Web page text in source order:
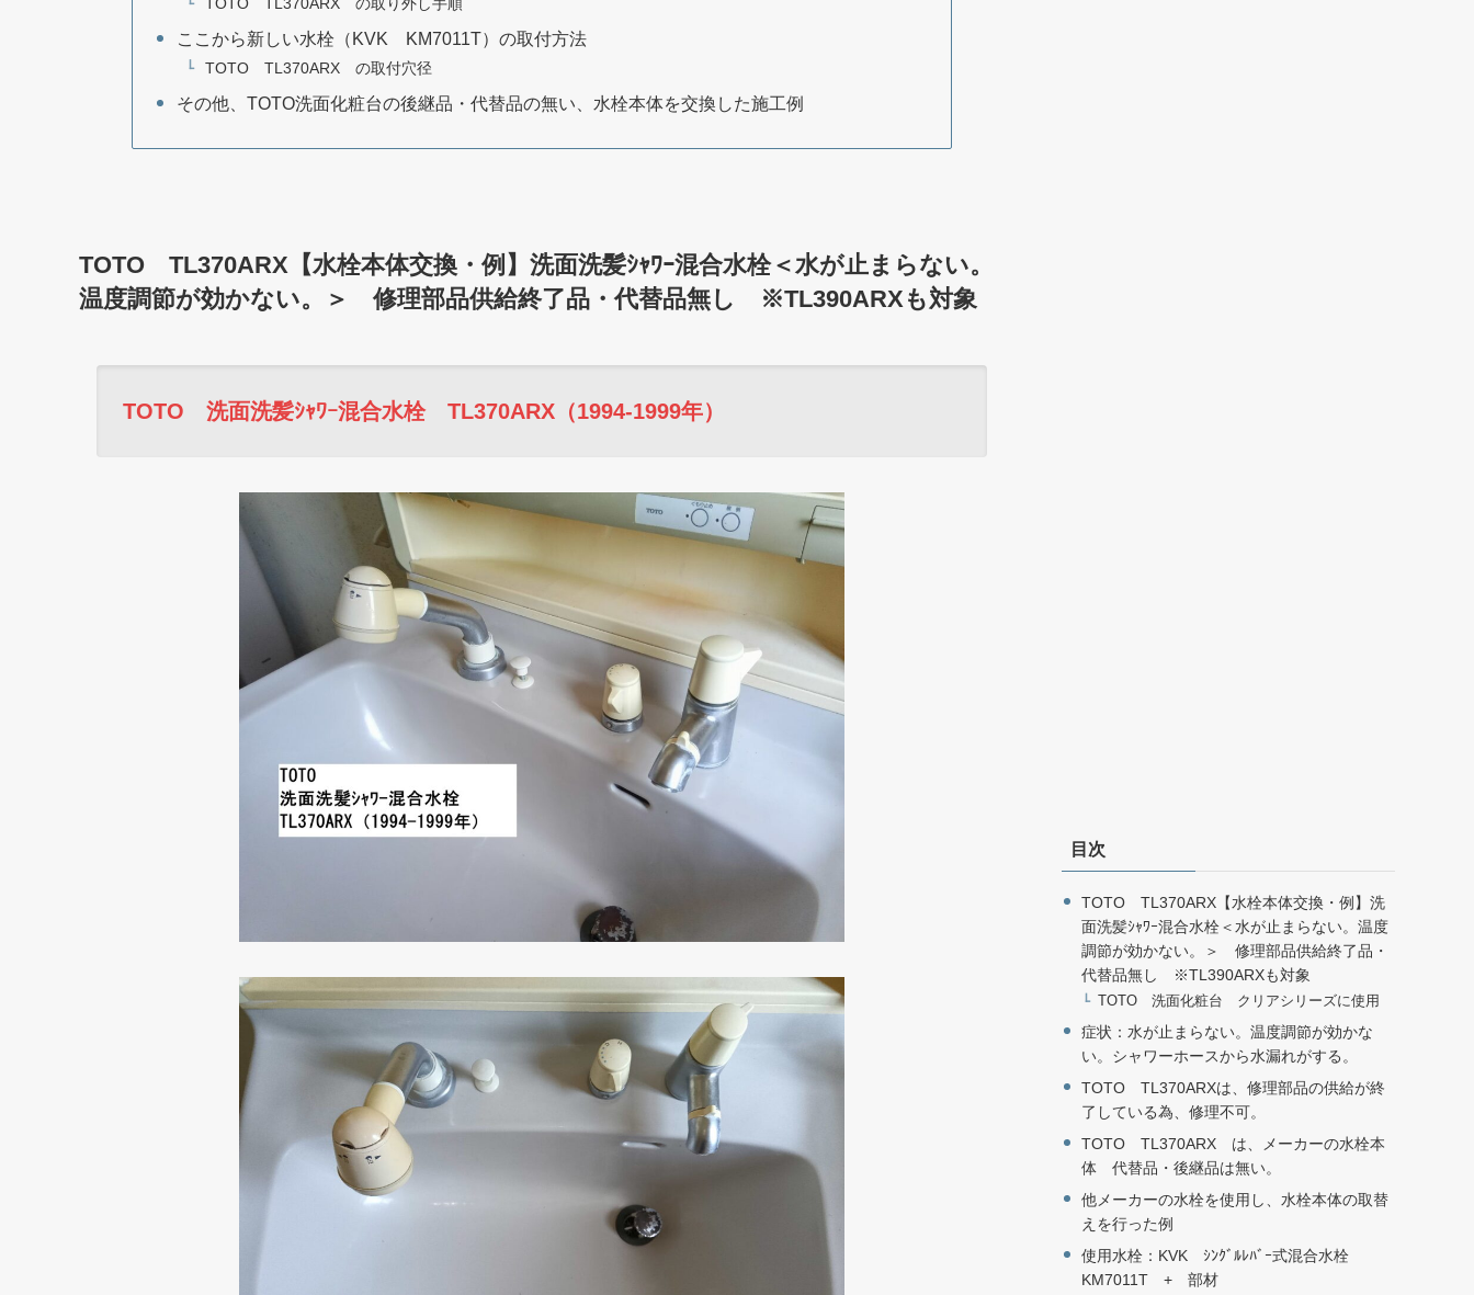
ここから新しい水栓（KVK KM7011T）の取付方法
TOTO TL370ARX の取付穴径
その他、TOTO洗面化粧台の後継品・代替品の無い、水栓本体を交換した施工例
TOTO TL370ARX【水栓本体交換・例】洗面洗髪ｼｬﾜｰ混合水栓＜水が止まらない。
温度調節が効かない。＞ 修理部品供給終了品・代替品無し ※TL390ARXも対象
TOTO 洗面洗髪ｼｬﾜｰ混合水栓 TL370ARX（1994-1999年）
目次
TOTO TL370ARX【水栓本体交換・例】洗
面洗髪ｼｬﾜｰ混合水栓＜水が止まらない。温度
調節が効かない。＞ 修理部品供給終了品・
代替品無し ※TL390ARXも対象
TOTO 洗面化粧台 クリアシリーズに使用
症状：水が止まらない。温度調節が効かな
い。シャワーホースから水漏れがする。
TOTO TL370ARXは、修理部品の供給が終
了している為、修理不可。
TOTO TL370ARX は、メーカーの水栓本
体 代替品・後継品は無い。
他メーカーの水栓を使用し、水栓本体の取替
えを行った例
使用水栓：KVK ｼﾝｸﾞﾙﾚﾊﾞｰ式混合水栓
KM7011T + 部材